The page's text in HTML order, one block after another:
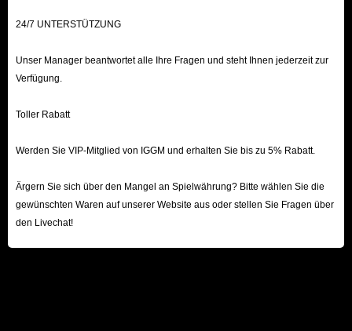
24/7 UNTERSTÜTZUNG
Unser Manager beantwortet alle Ihre Fragen und steht Ihnen jederzeit zur
Verfügung.
Toller Rabatt
Werden Sie VIP-Mitglied von IGGM und erhalten Sie bis zu 5% Rabatt.
Ärgern Sie sich über den Mangel an Spielwährung? Bitte wählen Sie die
gewünschten Waren auf unserer Website aus oder stellen Sie Fragen über
den Livechat!